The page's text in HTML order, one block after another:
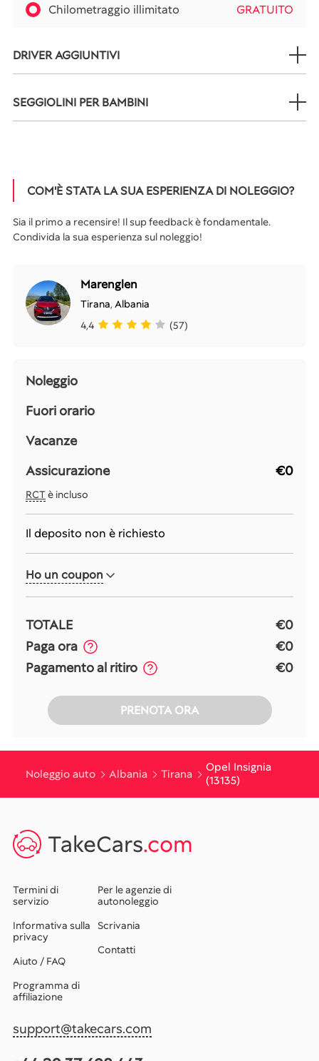
Chilometraggio illimitato GRATUITO
DRIVER AGGIUNTIVI
SEGGIOLINI PER BAMBINI
COM'È STATA LA SUA ESPERIENZA DI NOLEGGIO?
Sia il primo a recensire! Il sup feedback è fondamentale.
Condivida la sua esperienza sul noleggio!
Marenglen
Tirana, Albania
4,4
(57)
Noleggio
Fuori orario
Vacanze
Assicurazione
€0
RCTè incluso
Il deposito non è richiesto
Ho un coupon
TOTALE
€0
Paga ora
€0
Pagamento al ritiro
€0
PRENOTA ORA
Noleggio auto Albania Tirana
Opel Insignia
(13135)
TakeCars.com
Termini di
servizio
Informativa sulla
privacy
Aiuto / FAQ
Programma di
affiliazione
Per le agenzie di
autonoleggio
Scrivania
Contatti
support@takecars.com